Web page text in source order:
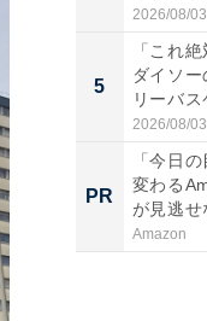
題。“さま
2026/08/03
5
「これ
ダイソ
リーバス
わ...
2026/08/03
PR
「今日
変わる
が見逃せ
Amazon